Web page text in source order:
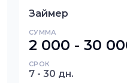
Займер
СУММА
2 000 - 30
СРОК
7 - 30 дн.